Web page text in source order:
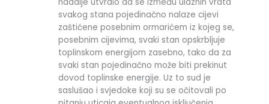
svakog stana pojedinačno nalaze cijevi
zaštićene posebnim ormarićem iz kojeg se,
posebnim cijevima, svaki stan opskrbljuje
toplinskom energijom zasebno, tako da za
svaki stan pojedinačno može biti prekinut
dovod toplinske energije. Uz to sud je
saslušao i svjedoke koji su se očitovali po